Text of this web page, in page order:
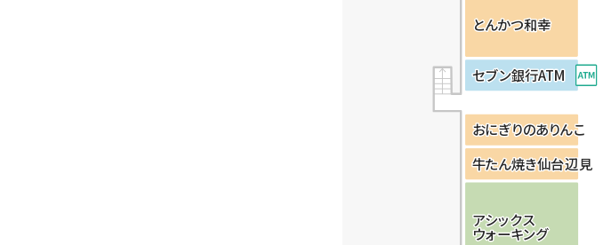
アシックス
ウォーキング
アシックス
ウォーキング
アシックス
ウォーキング
牛たん焼き仙台辺見
牛たん焼き仙台辺見
牛たん焼き仙台辺見
おにぎりのありんこ
おにぎりのありんこ
おにぎりのありんこ
セブン銀行ATM
セブン銀行ATM
セブン銀行ATM
とんかつ和幸
とんかつ和幸
とんかつ和幸